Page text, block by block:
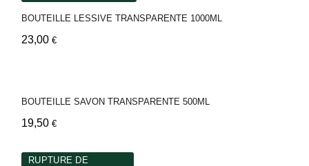
BOUTEILLE LESSIVE TRANSPARENTE 1000ML
23,00 €
BOUTEILLE SAVON TRANSPARENTE 500ML
19,50 €
RUPTURE DE